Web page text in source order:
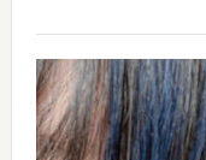
真
部！
お